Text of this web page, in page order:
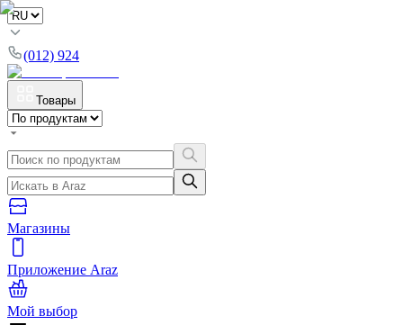
(012) 924
Товары
Магазины
Приложение Araz
Мой выбор